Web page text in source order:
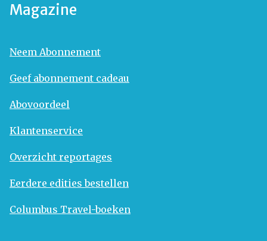
Magazine
Neem Abonnement
Geef abonnement cadeau
Abovoordeel
Klantenservice
Overzicht reportages
Eerdere edities bestellen
Columbus Travel-boeken